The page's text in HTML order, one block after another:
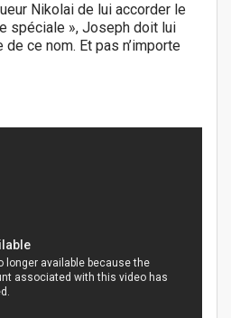
Nikolai de lui accorder le
spéciale », Joseph doit lui
ce nom. Et pas n’importe